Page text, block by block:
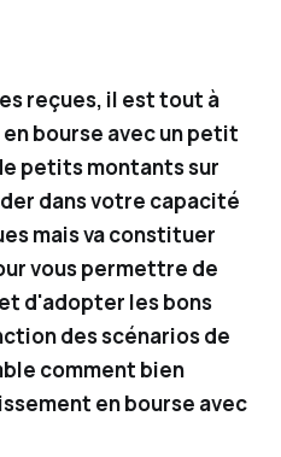
reçues, il est tout à
bourse avec un petit
petits montants sur
dans votre capacité
mais va constituer
vous permettre de
d'adopter les bons
des scénarios de
comment bien
en bourse avec